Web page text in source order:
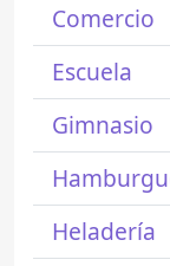
Comercio
Escuela
Gimnasio
Heladería